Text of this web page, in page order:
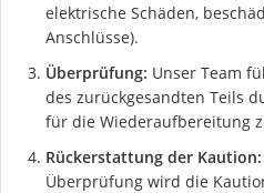
elektrische Schäden,
Anschlüsse).
Überprüfung: Unser Team
des zurückgesandten Teils
für die Wiederaufbereitung
Rückerstattung der Kaution:
Überprüfung wird die